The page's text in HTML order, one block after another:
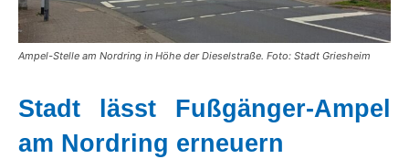
Ampel-Stelle am Nordring in Höhe der Dieselstraße. Foto: Stadt Griesheim
Stadt lässt Fußgänger-Ampel
am Nordring erneuern